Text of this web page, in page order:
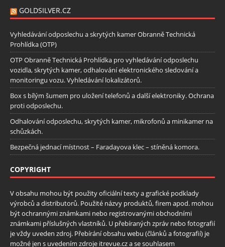
GOLDSILVER.CZ
Vyhledávání odposlechu a skrytých kamer Obranně Technická
Prohlídka (OTP)
OTP Obranně Technická Prohlídka pro vyhledávání odposlechu
vozidla, skrytých kamer, odhalování elektronického sledování a
monitoringu vozu. Vyhledávání lokalizátorů.
Box s bílým šumem pro uložení telefonů a další elektroniky. Ochrana
proti odposlechu.
Odhalování odposlechu, skrytých kamer, mikrofonů a minikamer na
schůzkách.
Bezpečná jednací místnost – Faradayova klec – stíněná komora.
COPYRIGHT
V obsahu mohou být použity oficiální texty a grafické podklady
výrobců a distributorů. Použité názvy produktů, firem apod. mohou
být ochrannými známkami nebo registrovanými obchodními
známkami příslušných vlastníků. U přebíraných zpráv nebo fotografií
je vždy uveden zdroj. Přebírání obsahu webu (článků a fotografií) je
možné jen s uvedením zdroje itrevue.cz a se souhlasem